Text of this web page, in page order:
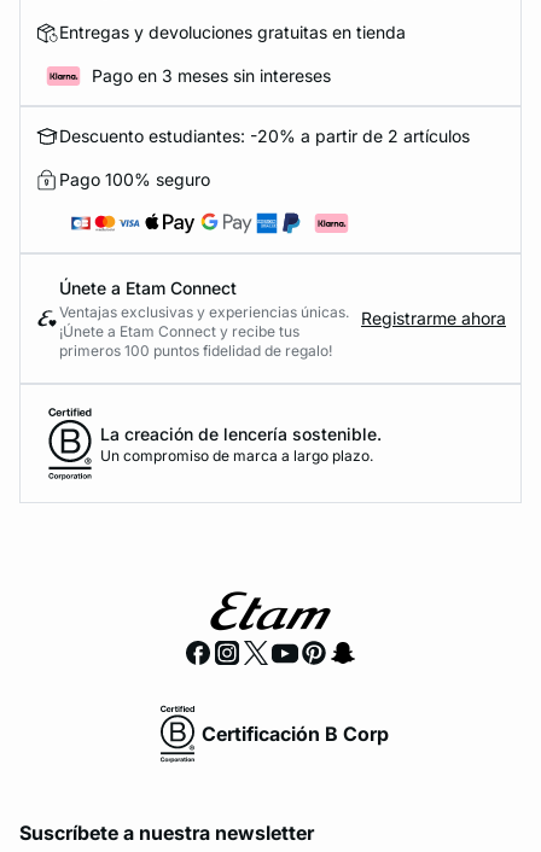
Entregas y devoluciones gratuitas en tienda
Pago en 3 meses sin intereses
Descuento estudiantes: -20% a partir de 2 artículos
Pago 100% seguro
Únete a Etam Connect
Ventajas exclusivas y experiencias únicas.
¡Únete a Etam Connect y recibe tus
primeros 100 puntos fidelidad de regalo!
Registrarme ahora
La creación de lencería sostenible.
Un compromiso de marca a largo plazo.
Certificación B Corp
Suscríbete a nuestra newsletter